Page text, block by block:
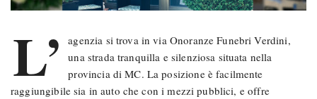
L’
agenzia si trova in via Onoranze Funebri Verdini,
una strada tranquilla e silenziosa situata nella
provincia di MC. La posizione è facilmente
raggiungibile sia in auto che con i mezzi pubblici, e offre